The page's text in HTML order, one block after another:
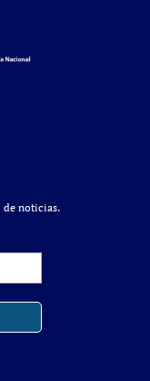
de noticias.